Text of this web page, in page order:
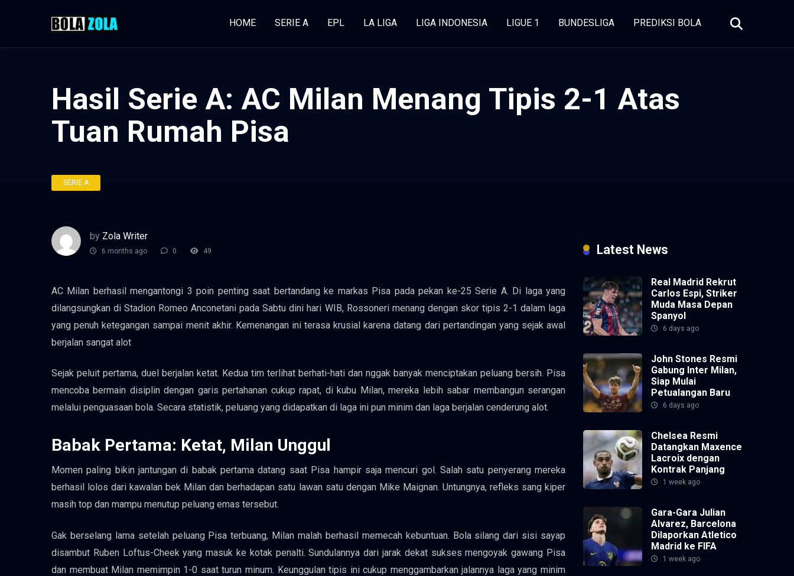
HOME SERIE A EPL LA LIGA LIGA INDONESIA LIGUE 1 BUNDESLIGA PREDIKSI BOLA
Hasil Serie A: AC Milan Menang Tipis 2-1 Atas
Tuan Rumah Pisa
SERIE A
by Zola Writer
6 months ago 0 49
AC Milan berhasil mengantongi 3 poin penting saat bertandang ke markas Pisa pada pekan ke-25 Serie A. Di laga yang
dilangsungkan di Stadion Romeo Anconetani pada Sabtu dini hari WIB, Rossoneri menang dengan skor tipis 2-1 dalam laga
yang penuh ketegangan sampai menit akhir. Kemenangan ini terasa krusial karena datang dari pertandingan yang sejak awal
berjalan sangat alot
Sejak peluit pertama, duel berjalan ketat. Kedua tim terlihat berhati-hati dan nggak banyak menciptakan peluang bersih. Pisa
mencoba bermain disiplin dengan garis pertahanan cukup rapat, di kubu Milan, mereka lebih sabar membangun serangan
melalui penguasaan bola. Secara statistik, peluang yang didapatkan di laga ini pun minim dan laga berjalan cenderung alot.
Babak Pertama: Ketat, Milan Unggul
Momen paling bikin jantungan di babak pertama datang saat Pisa hampir saja mencuri gol. Salah satu penyerang mereka
berhasil lolos dari kawalan bek Milan dan berhadapan satu lawan satu dengan Mike Maignan. Untungnya, refleks sang kiper
masih top dan mampu menutup peluang emas tersebut.
Gak berselang lama setelah peluang Pisa terbuang, Milan malah berhasil memecah kebuntuan. Bola silang dari sisi sayap
disambut Ruben Loftus-Cheek yang masuk ke kotak penalti. Sundulannya dari jarak dekat sukses mengoyak gawang Pisa
dan membuat Milan memimpin 1-0 saat turun minum. Keunggulan tipis ini cukup menggambarkan jalannya laga yang minim
Latest News
Real Madrid Rekrut
Carlos Espi, Striker
Muda Masa Depan
Spanyol
6 days ago
John Stones Resmi
Gabung Inter Milan,
Siap Mulai
Petualangan Baru
6 days ago
Chelsea Resmi
Datangkan Maxence
Lacroix dengan
Kontrak Panjang
1 week ago
Gara-Gara Julian
Alvarez, Barcelona
Dilaporkan Atletico
Madrid ke FIFA
1 week ago